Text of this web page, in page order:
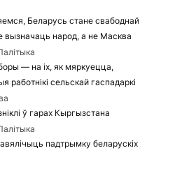
Беларусь стане свабоднай
вызначаць народ, а не Масква
— на іх, як мяркуецца,
работнікі сельскай гаспадаркі
ў гарах Кыргызстана
падтрымку беларускіх